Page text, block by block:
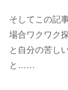
そしてこの記
場合ワクワク
と自分の苦し
と……